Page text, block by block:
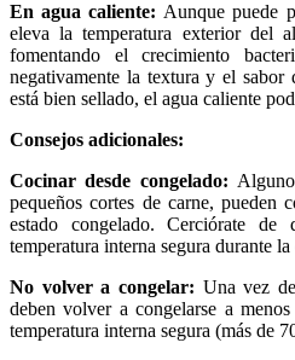
En agua caliente: Aunque puede
eleva la temperatura exterior del
fomentando el crecimiento
negativamente la textura y el
está bien sellado, el agua caliente
Consejos adicionales:
Cocinar desde congelado:
pequeños cortes de carne, pueden
estado congelado. Cerciórate
temperatura interna segura durante
No volver a congelar: Una vez
deben volver a congelarse a
temperatura interna segura (más de